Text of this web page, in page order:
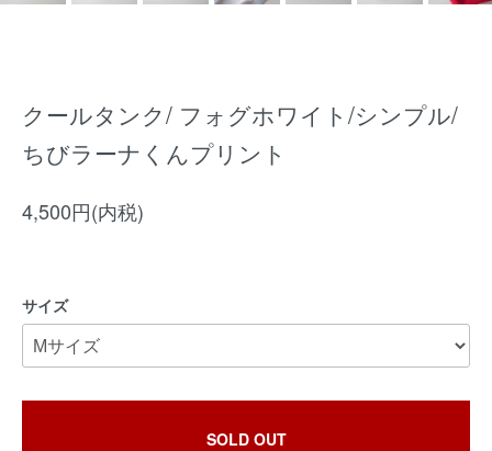
クールタンク/ フォグホワイト/シンプル/
ちびラーナくんプリント
4,500円(内税)
サイズ
SOLD OUT